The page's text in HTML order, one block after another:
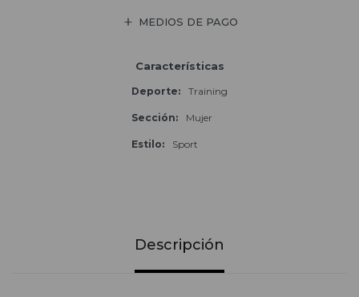
MEDIOS DE PAGO
Características
Deporte Training
Sección Mujer
Estilo Sport
Descripción